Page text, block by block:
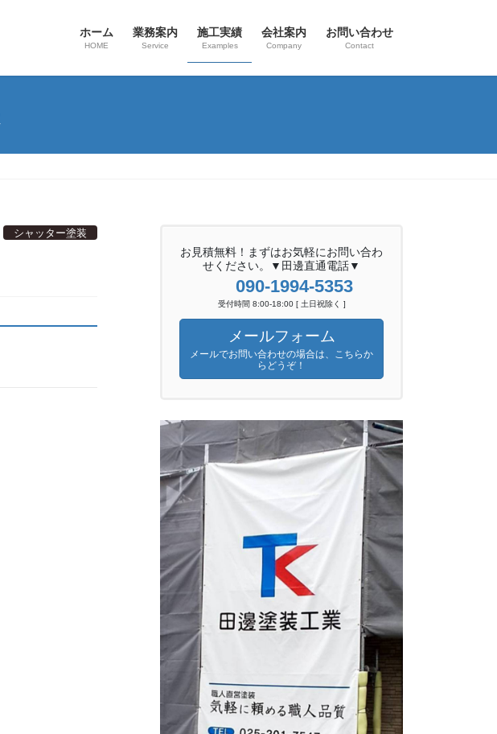
ホーム
HOME
業務案内
Service
施工実績
Examples
会社案内
Company
お問い合わせ
Contact
シャッター塗装
お見積無料！まずはお気軽にお問い合わ
せください。▼田邊直通電話▼
090-1994-5353
受付時間 8:00-18:00 [ 土日祝除く ]
メールフォーム
メールでお問い合わせの場合は、こちらか
らどうぞ！